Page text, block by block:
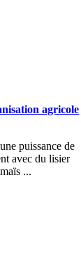
agricole
puissance de
avec du lisier
...